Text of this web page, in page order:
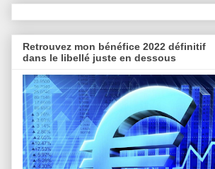
Retrouvez mon bénéfice 2022 définitif
dans le libellé juste en dessous